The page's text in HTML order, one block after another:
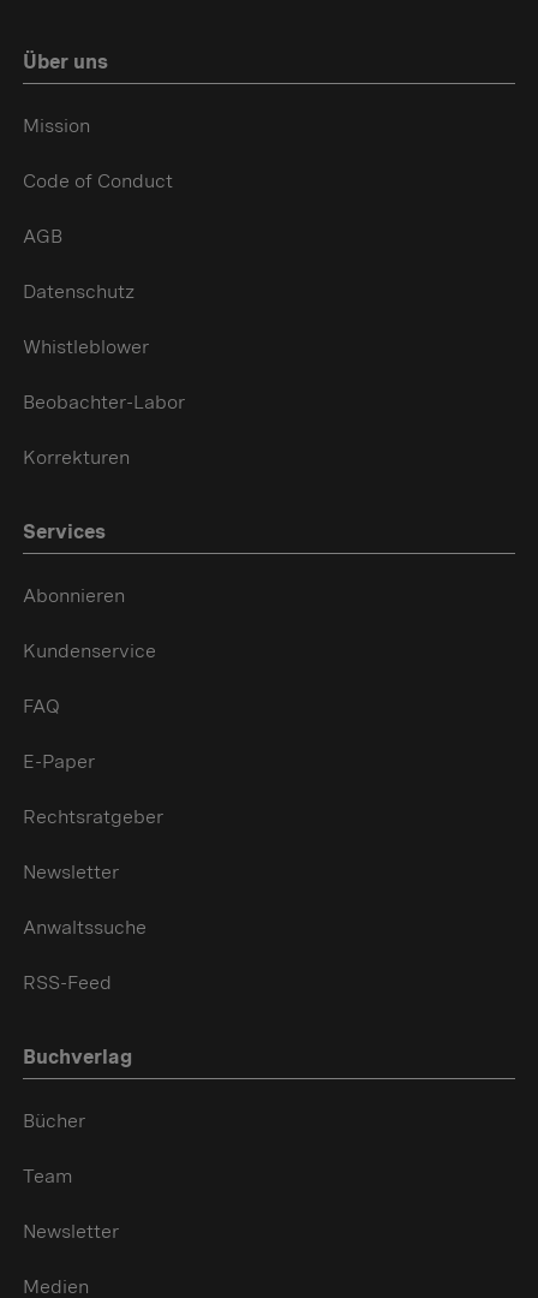
Über uns
Mission
Code of Conduct
AGB
Datenschutz
Whistleblower
Beobachter-Labor
Korrekturen
Services
Abonnieren
Kundenservice
FAQ
E-Paper
Rechtsratgeber
Newsletter
Anwaltssuche
RSS-Feed
Buchverlag
Bücher
Team
Newsletter
Medien